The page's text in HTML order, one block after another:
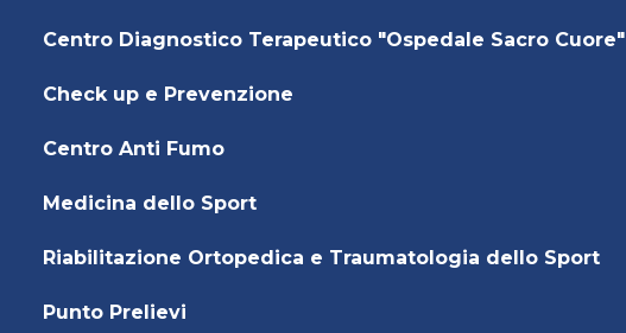
Centro Diagnostico Terapeutico "Ospedale Sacro Cuore"
Check up e Prevenzione
Centro Anti Fumo
Medicina dello Sport
Riabilitazione Ortopedica e Traumatologia dello Sport
Punto Prelievi